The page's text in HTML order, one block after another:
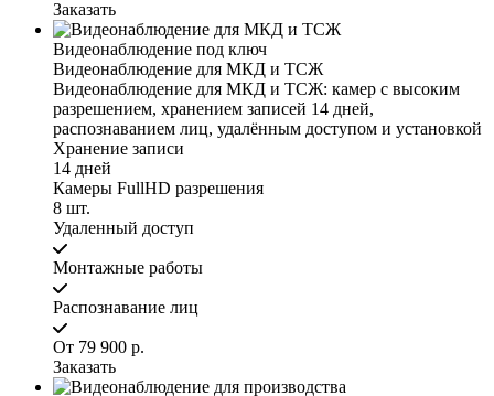
Заказать
Видеонаблюдение под ключ
Видеонаблюдение для МКД и ТСЖ
Видеонаблюдение для МКД и ТСЖ: камер с высоким
разрешением, хранением записей 14 дней,
распознаванием лиц, удалённым доступом и установкой
Хранение записи
14 дней
Камеры FullHD разрешения
8 шт.
Удаленный доступ
Монтажные работы
Распознавание лиц
От 79 900 р.
Заказать